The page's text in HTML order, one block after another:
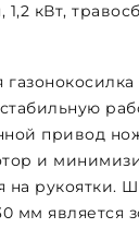
1,2 кВт,
привод
и
на рукоятки.
мм является